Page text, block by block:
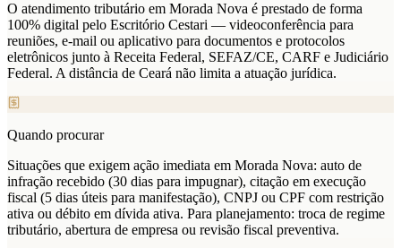
O atendimento tributário em Morada Nova é prestado de forma
100% digital pelo Escritório Cestari — videoconferência para
reuniões, e-mail ou aplicativo para documentos e protocolos
eletrônicos junto à Receita Federal, SEFAZ/CE, CARF e Judiciário
Federal. A distância de Ceará não limita a atuação jurídica.
Quando procurar
Situações que exigem ação imediata em Morada Nova: auto de
infração recebido (30 dias para impugnar), citação em execução
fiscal (5 dias úteis para manifestação), CNPJ ou CPF com restrição
ativa ou débito em dívida ativa. Para planejamento: troca de regime
tributário, abertura de empresa ou revisão fiscal preventiva.